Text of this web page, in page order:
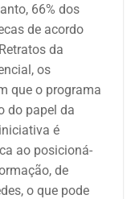
66% dos
de acordo
da
os
que o programa
do papel da
é
ao posicioná-
de
o que pode